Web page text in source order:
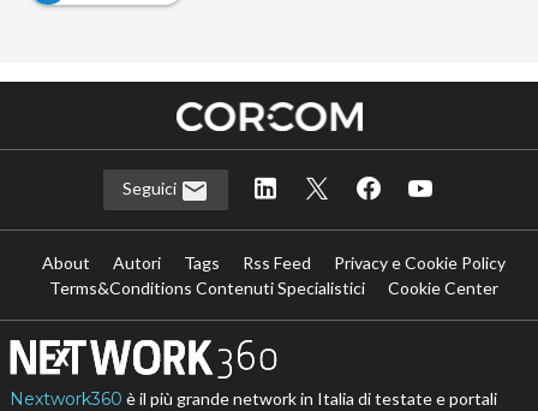
Seguici
About Autori Tags Rss Feed
Privacy e Cookie Policy
Terms&Conditions Contenuti Specialistici
Cookie Center
Nextwork360 è il più grande network in Italia di testate e portali